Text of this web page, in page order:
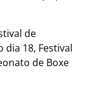
de
dia 18, Festival
de Boxe